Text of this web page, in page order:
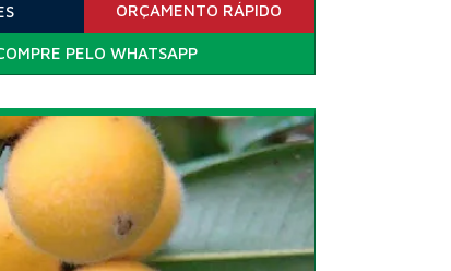
ORÇAMENTO RÁPIDO
PELO WHATSAPP